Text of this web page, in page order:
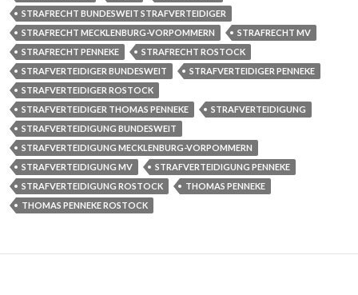
STRAFRECHT BUNDESWEIT STRAFVERTEIDIGER
STRAFRECHT MECKLENBURG-VORPOMMERN
STRAFRECHT MV
STRAFRECHT PENNEKE
STRAFRECHT ROSTOCK
STRAFVERTEIDIGER BUNDESWEIT
STRAFVERTEIDIGER PENNEKE
STRAFVERTEIDIGER ROSTOCK
STRAFVERTEIDIGER THOMAS PENNEKE
STRAFVERTEIDIGUNG
STRAFVERTEIDIGUNG BUNDESWEIT
STRAFVERTEIDIGUNG MECKLENBURG-VORPOMMERN
STRAFVERTEIDIGUNG MV
STRAFVERTEIDIGUNG PENNEKE
STRAFVERTEIDIGUNG ROSTOCK
THOMAS PENNEKE
THOMAS PENNEKE ROSTOCK